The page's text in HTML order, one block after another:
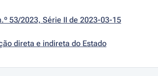
53/2023, Série II de 2023-03-15
direta e indireta do Estado